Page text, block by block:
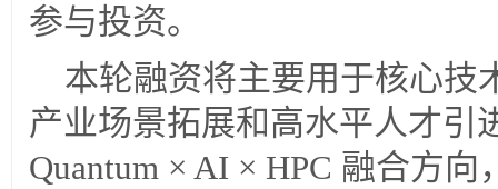
参与投资。
本轮融资将主要用于核心技
产业场景拓展和高水平人才引
Quantum × AI × HPC 融合方